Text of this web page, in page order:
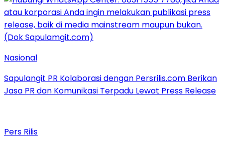
Nasional
Sapulangit PR Kolaborasi dengan Persrilis.com Berikan
Jasa PR dan Komunikasi Terpadu Lewat Press Release
Pers Rilis